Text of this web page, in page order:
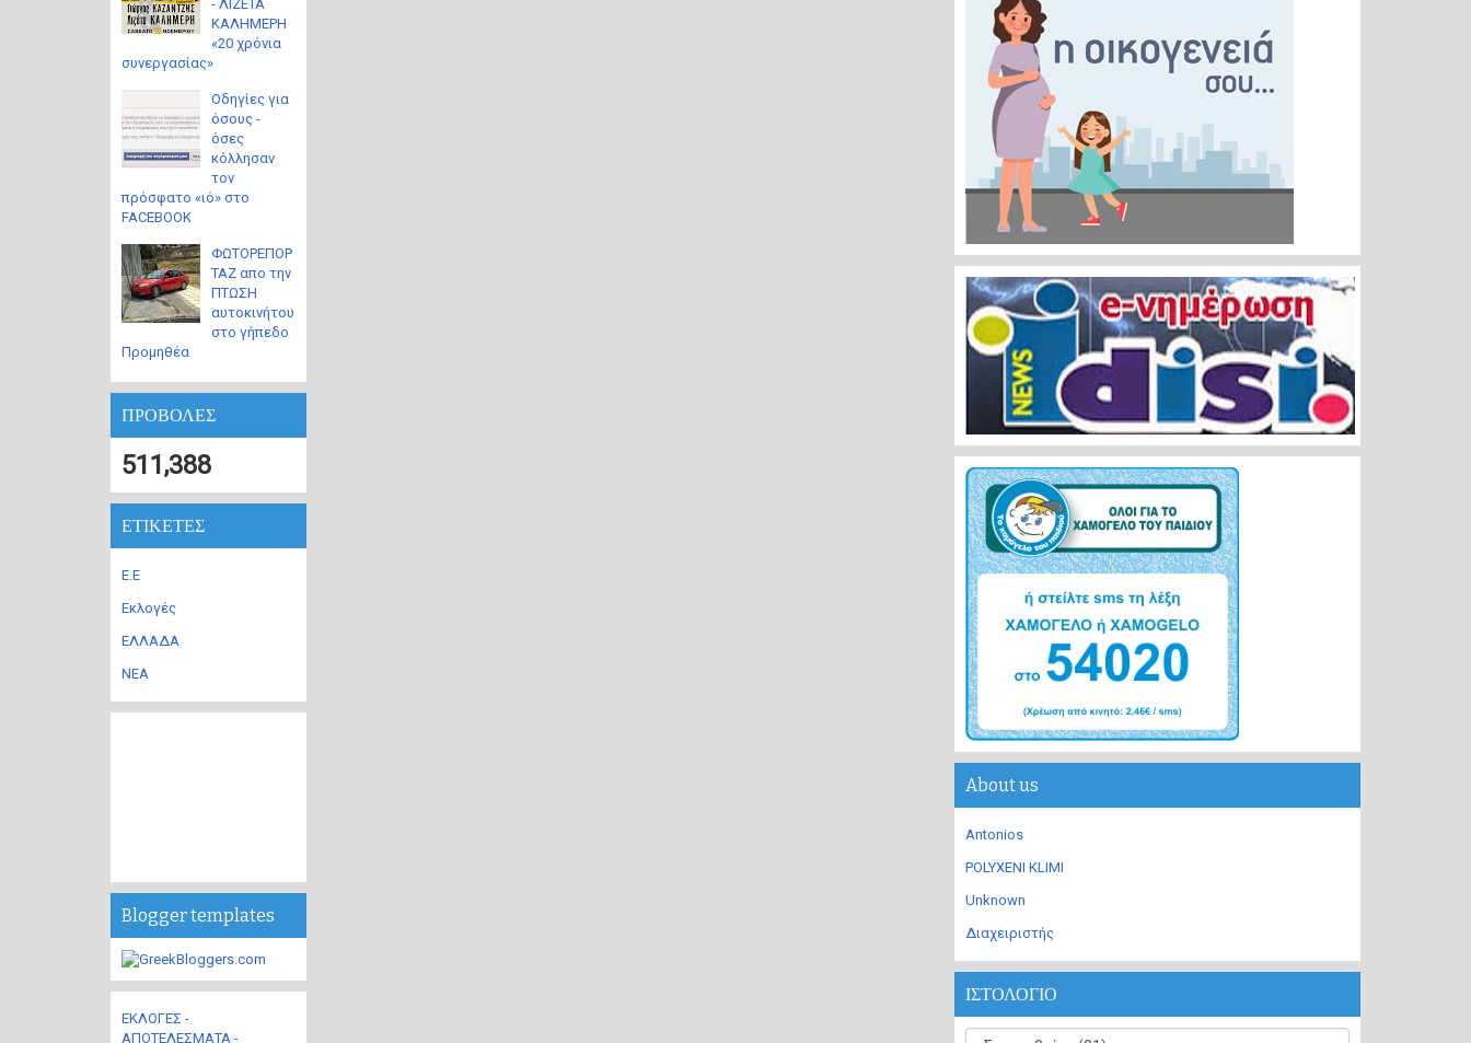
- ΛΙΖΕΤΑ
ΚΑΛΗΜΕΡΗ
«20 χρόνια
συνεργασίας»
Οδηγίες για
όσους -
όσες
κόλλησαν
τον
πρόσφατο «ιό» στο
FACEBOOK
ΦΩΤΟΡΕΠΟΡ
ΤΑΖ απο την
ΠΤΩΣΗ
αυτοκινήτου
στο γήπεδο
Προμηθέα
ΠΡΟΒΟΛΕΣ
511,388
ΕΤΙΚΕΤΕΣ
Ε.Ε
Εκλογές
ΕΛΛΑΔΑ
ΝΕΑ
Blogger templates
ΕΚΛΟΓΕΣ -
ΑΠΟΤΕΛΕΣΜΑΤΑ -
About us
Antonios
POLYXENI KLIMI
Unknown
Διαχειριστής
ΙΣΤΟΛΟΓΙΟ